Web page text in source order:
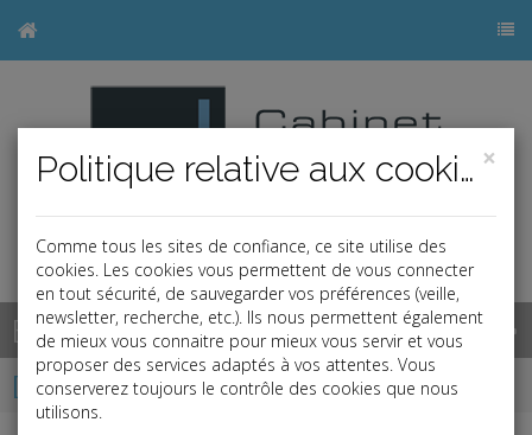
Base documentaire
Dépêches
×
Politique relative aux cookies
Comme tous les sites de confiance, ce site utilise des
cookies. Les cookies vous permettent de vous connecter
en tout sécurité, de sauvegarder vos préférences (veille,
newsletter, recherche, etc.). Ils nous permettent également
de mieux vous connaitre pour mieux vous servir et vous
proposer des services adaptés à vos attentes. Vous
conserverez toujours le contrôle des cookies que nous
utilisons.